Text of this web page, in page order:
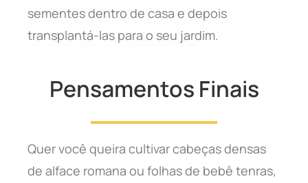
sementes dentro de casa e depois
transplantá-las para o seu jardim.
Pensamentos Finais
Quer você queira cultivar cabeças densas
de alface romana ou folhas de bebê tenras,